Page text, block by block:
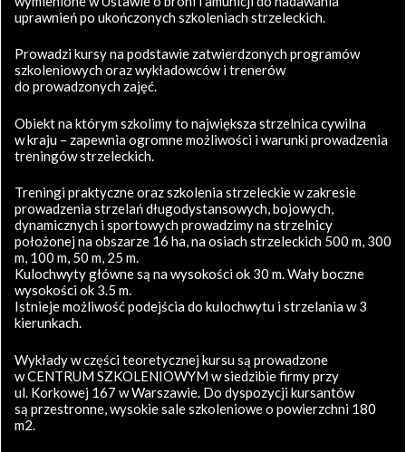
uprawnień po ukończonych szkoleniach strzeleckich.
Prowadzi kursy na podstawie zatwierdzonych programów
szkoleniowych oraz wykładowców i trenerów
do prowadzonych zajęć.
Obiekt na którym szkolimy to największa strzelnica cywilna
w kraju – zapewnia ogromne możliwości i warunki prowadzenia
treningów strzeleckich.
Treningi praktyczne oraz szkolenia strzeleckie w zakresie
prowadzenia strzelań długodystansowych, bojowych,
dynamicznych i sportowych prowadzimy na strzelnicy
położonej na obszarze 16 ha, na osiach strzeleckich 500 m, 300
m, 100 m, 50 m, 25 m.
Kulochwyty główne są na wysokości ok 30 m. Wały boczne
wysokości ok 3.5 m.
Istnieje możliwość podejścia do kulochwytu i strzelania w 3
kierunkach.
Wykłady w części teoretycznej kursu są prowadzone
w CENTRUM SZKOLENIOWYM w siedzibie firmy przy
ul. Korkowej 167 w Warszawie. Do dyspozycji kursantów
są przestronne, wysokie sale szkoleniowe o powierzchni 180
m2.